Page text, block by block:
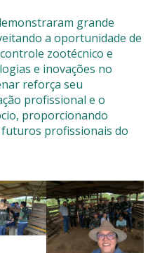
grande
a oportunidade de
zootécnico e
e inovações no
reforça seu
profissional e o
proporcionando
profissionais do